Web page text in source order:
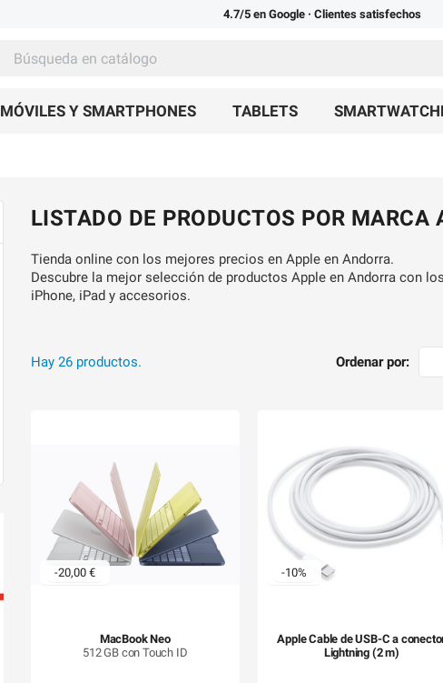
4.7/5 en Google · Clientes satisfechos
MÓVILES Y SMARTPHONES TABLETS
LISTADO DE PRODUCTOS POR MARCA
Tienda online con los mejores precios en Apple en Andorra.
Descubre la mejor selección de productos Apple en Andorra con
iPhone, iPad y accesorios.
Hay 26 productos. Ordenar por:
-20,00 €
MacBook Neo
512 GB con Touch ID
-10%
Apple Cable de USB-C a
Lightning (2 m)